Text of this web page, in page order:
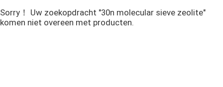
Sorry！ Uw zoekopdracht "30n molecular sieve zeolite"
komen niet overeen met producten.